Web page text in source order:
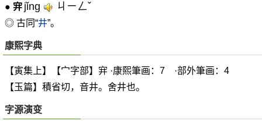
● 宑 jǐng ㄐㄧㄥˇ
◎ 古同“井”。
康熙字典
【寅集上】【宀字部】宑 ·康熙筆画：7 ·部外筆画：4
【玉篇】積省切，音井。舍井也。
字源演变